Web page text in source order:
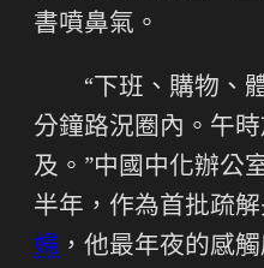
書噴鼻氣。
“下班、購物、
分鐘路況圈內。午
及。”中國中化辦公
半年，作為首批疏
婦 ，他最年夜的感